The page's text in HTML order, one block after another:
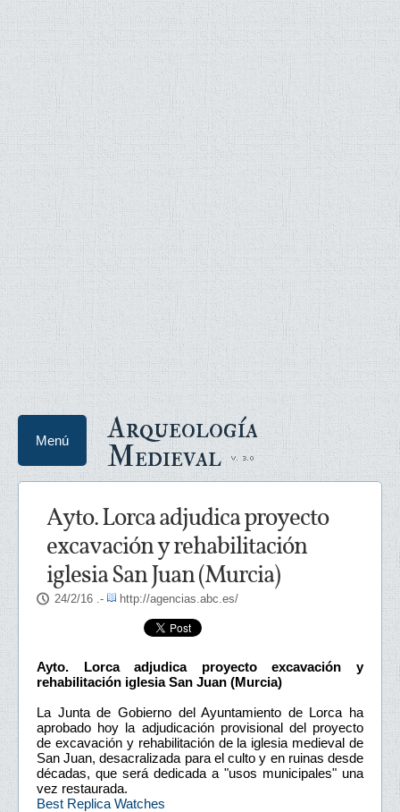
Arqueología
Medieval
Menú
Ayto. Lorca adjudica proyecto
excavación y rehabilitación
iglesia San Juan (Murcia)
24/2/16 .- http://agencias.abc.es/
Ayto. Lorca adjudica proyecto excavación y
rehabilitación iglesia San Juan (Murcia)
La Junta de Gobierno del Ayuntamiento de Lorca ha
aprobado hoy la adjudicación provisional del proyecto
de excavación y rehabilitación de la iglesia medieval de
San Juan, desacralizada para el culto y en ruinas desde
décadas, que será dedicada a "usos municipales" una
vez restaurada.
Best Replica Watches